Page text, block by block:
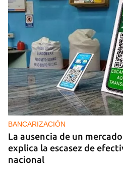
BANCARIZACIÓN
La ausencia de un
explica la escasez de
nacional